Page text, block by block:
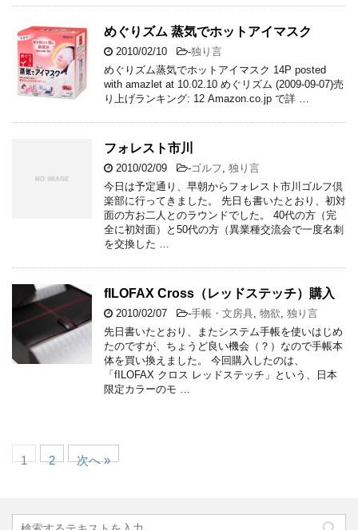
めぐりズム 蒸気でホットアイマスク
2010/02/10 -独り言
めぐりズム蒸気でホットアイマスク 14P posted
with amazlet at 10.02.10 めぐリズム (2009-09-07)売
り上げランキング: 12 Amazon.co.jp で詳 …
フォレスト市川
2010/02/09 -ゴルフ 独り言
今日は予定通り、早朝からフォレスト市川ゴルフ倶
楽部に行ってきました。 先日も書いたとおり、初対
面の方お二人とのラウンドでした。 40代の方（完
全に初対面）と50代の方（異業種交流会で一度名刺
を交換した …
fILOFAX Cross（レッドステッチ）購入
2010/02/07 -手帳・文房具 物欲 独り言
先日書いたとおり、またシステム手帳を使いはじめ
たのですが、ちょうど良い機会（？）なので手帳本
体を買い換えました。 今回購入したのは、
「fILOFAX クロス レッドステッチ」という、日本
限定カラーのモ …
1 2 次へ »